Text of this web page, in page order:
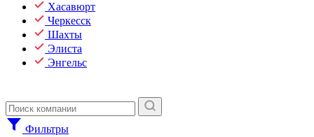
Хасавюрт
Черкесск
Шахты
Элиста
Энгельс
Фильтры